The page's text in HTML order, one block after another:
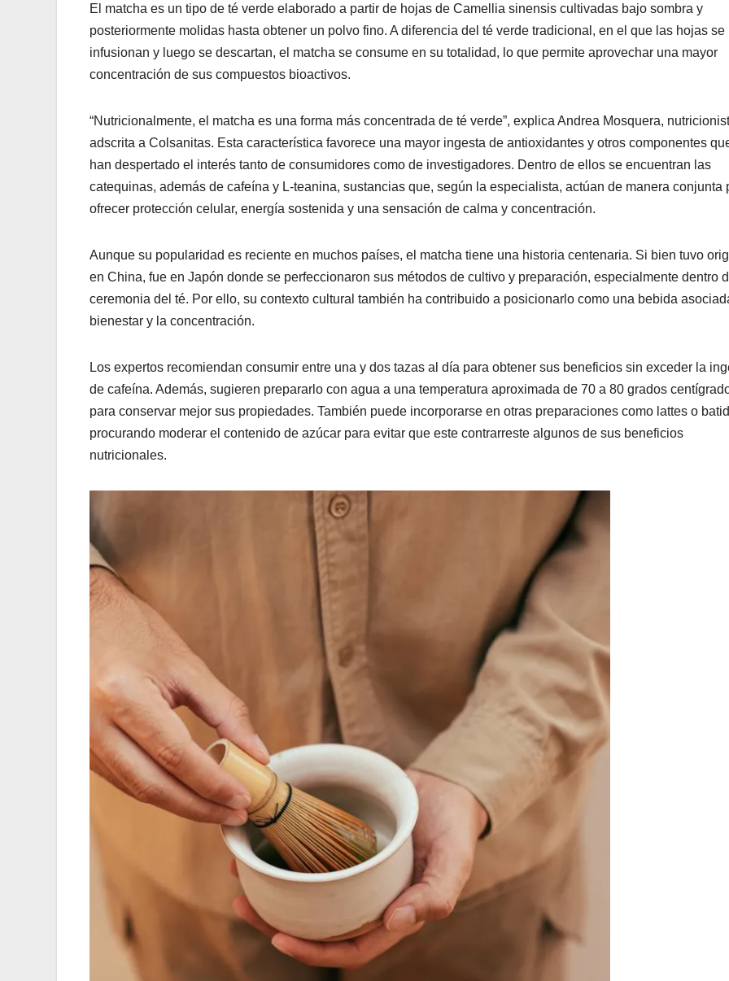
El matcha es un tipo de té verde elaborado a partir de hojas de Camellia sinensis cultivadas bajo sombra y
posteriormente molidas hasta obtener un polvo fino. A diferencia del té verde tradicional, en el que las hojas se
infusionan y luego se descartan, el matcha se consume en su totalidad, lo que permite aprovechar una mayor
concentración de sus compuestos bioactivos.
“Nutricionalmente, el matcha es una forma más concentrada de té verde”, explica Andrea Mosquera,
adscrita a Colsanitas. Esta característica favorece una mayor ingesta de antioxidantes y otros componentes
han despertado el interés tanto de consumidores como de investigadores. Dentro de ellos se encuentran las
catequinas, además de cafeína y L-teanina, sustancias que, según la especialista, actúan de manera conjunta
ofrecer protección celular, energía sostenida y una sensación de calma y concentración.
Aunque su popularidad es reciente en muchos países, el matcha tiene una historia centenaria. Si bien tuvo
en China, fue en Japón donde se perfeccionaron sus métodos de cultivo y preparación, especialmente dentro
ceremonia del té. Por ello, su contexto cultural también ha contribuido a posicionarlo como una bebida
bienestar y la concentración.
Los expertos recomiendan consumir entre una y dos tazas al día para obtener sus beneficios sin exceder la
de cafeína. Además, sugieren prepararlo con agua a una temperatura aproximada de 70 a 80 grados
para conservar mejor sus propiedades. También puede incorporarse en otras preparaciones como lattes o
procurando moderar el contenido de azúcar para evitar que este contrarreste algunos de sus beneficios
nutricionales.